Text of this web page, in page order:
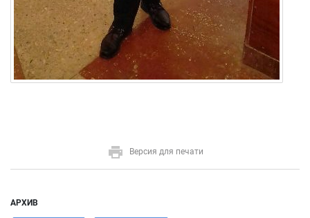
Версия для печати
АРХИВ